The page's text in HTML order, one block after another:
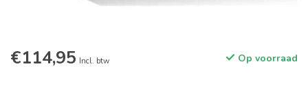
€114,95 Incl. btw Op voorraad